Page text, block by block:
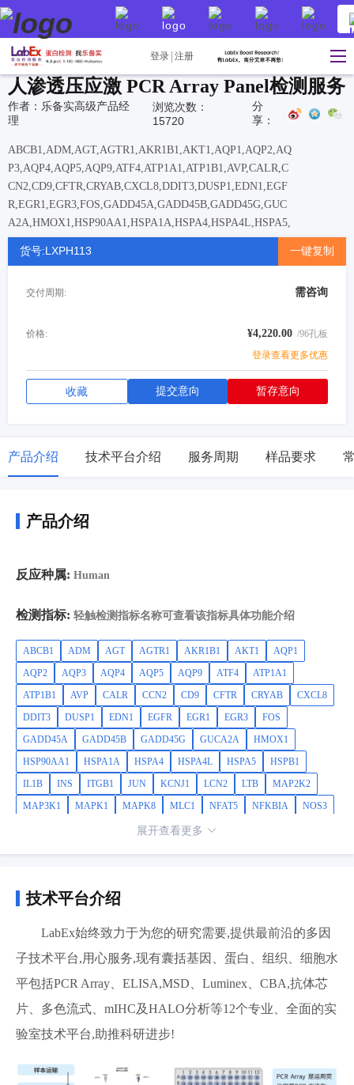
登录 注册
人渗透压应激 PCR Array Panel检测服务
作者：乐备实高级产品经
理
浏览次数：
15720
分
享：
ABCB1,ADM,AGT,AGTR1,AKR1B1,AKT1,AQP1,AQP2,AQ
P3,AQP4,AQP5,AQP9,ATF4,ATP1A1,ATP1B1,AVP,CALR,C
CN2,CD9,CFTR,CRYAB,CXCL8,DDIT3,DUSP1,EDN1,EGF
R,EGR1,EGR3,FOS,GADD45A,GADD45B,GADD45G,GUC
A2A,HMOX1,HSP90AA1,HSPA1A,HSPA4,HSPA4L,HSPA5,
HSPB1,IL1B,INS,ITGB1,JUN,KCNJ1,LCN2,LTB,MAP2K2,
MAP3K1,MAPK1,MAPK8,MLC1,NFAT5,NFKBIA,NOS3,NP
,SLC14A2,SLC2A1,SLC38A2,SLC5A3,SLC6A12,SLC6A6,S
RPV4,VEGFA,VIM,ZFP36L1
货号:LXPH113 一键复制
交付周期: 需咨询
价格: ¥4,220.00 /96孔板
登录查看更多优惠
收藏 提交意向 暂存意向
产品介绍 技术平台介绍 服务周期 样品要求
产品介绍
反应种属: Human
检测指标: 轻触检测指标名称可查看该指标具体功能介绍
ABCB1 ADM AGT AGTR1 AKR1B1 AKT1
AQP1
AQP2
AQP3 AQP4 AQP5 AQP9 ATF4
ATP1A1
ATP1B1
AVP CALR CCN2 CD9 CFTR CRYAB
CXCL8
DDIT3
DUSP1 EDN1 EGFR EGR1 EGR3
FOS
GADD45A
GADD45B GADD45G GUCA2A
HMOX1
HSP90AA1
HSPA1A HSPA4 HSPA4L HSPA5
HSPB1
IL1B
INS ITGB1 JUN KCNJ1 LCN2 LTB
MAP2K2
MAP3K1
MAPK1 MAPK8 MLC1 NFAT5 NFKBIA
NOS3
PAK2 PAX2 PCK2
TGFA
TNF TP53
展开查看更多
技术平台介绍
LabEx始终致力于为您的研究需要,提供最前沿的多因
子技术平台,用心服务,现有囊括基因、蛋白、组织、细胞水
平包括PCR Array、ELISA,MSD、Luminex、CBA,抗体芯
片、多色流式、mIHC及HALO分析等12个专业、全面的实
验室技术平台,助推科研进步!